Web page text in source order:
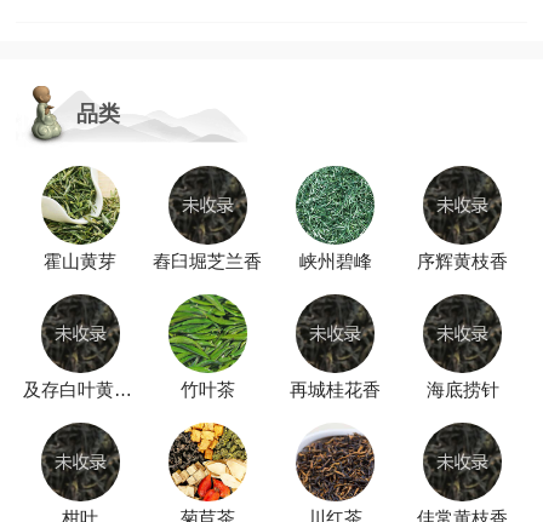
品类
霍山黄芽 舂臼堀芝兰香 峡州碧峰 序辉黄枝香
及存白叶黄枝香 竹叶茶 再城桂花香 海底捞针
柑叶 菊苣茶 川红茶 佳常黄枝香